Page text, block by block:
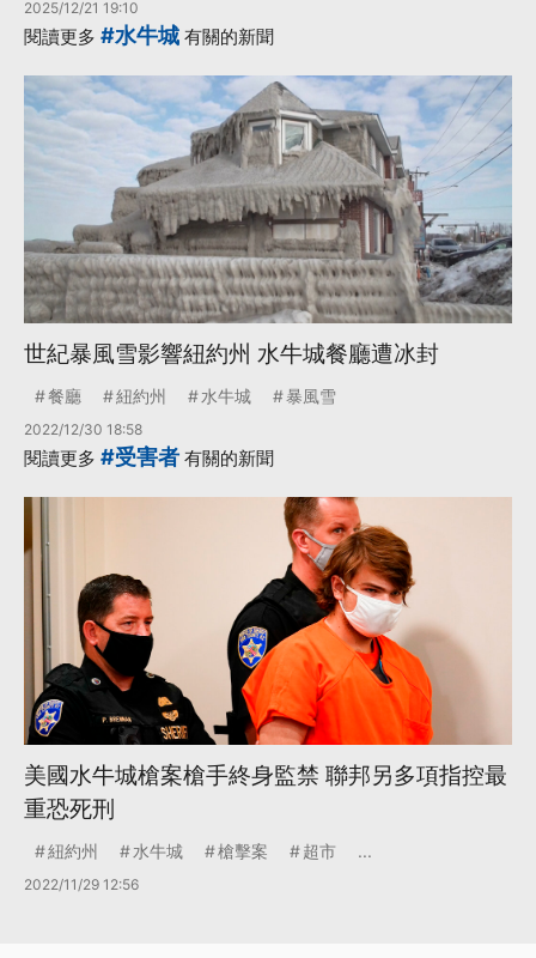
2025/12/21 19:10
閱讀更多 #水牛城 有關的新聞
世紀暴風雪影響紐約州 水牛城餐廳遭冰封
餐廳 紐約州 水牛城 暴風雪
2022/12/30 18:58
閱讀更多 #受害者 有關的新聞
美國水牛城槍案槍手終身監禁 聯邦另多項指控最
重恐死刑
紐約州 水牛城 槍擊案 超市 ...
2022/11/29 12:56